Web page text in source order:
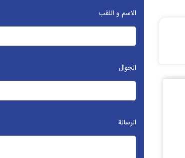
الاسم و اللقب
الجوال
الرسالة